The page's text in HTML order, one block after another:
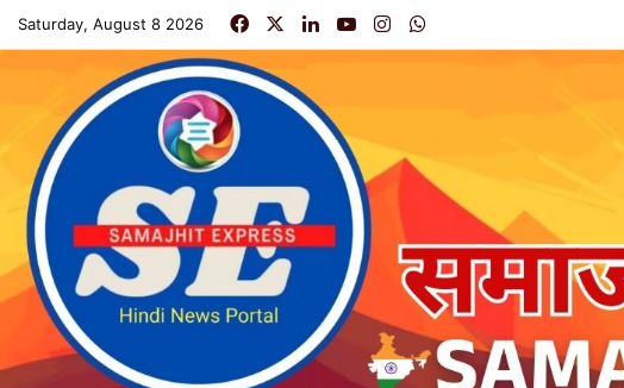
Saturday, August 8 2026 FacebookLinkedInYouTubeInstagram